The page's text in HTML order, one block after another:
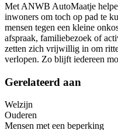
Met ANWB AutoMaatje
inwoners om toch op pad te
mensen tegen een kleine
afspraak, familiebezoek of
zetten zich vrijwillig in om
verlopen. Zo blijft iedereen
Gerelateerd aan
Welzijn
Ouderen
Mensen met een beperking